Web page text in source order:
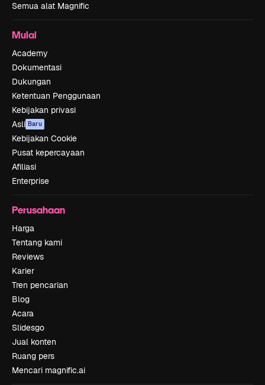
Semua alat Magnific
Mulai
Academy
Dokumentasi
Dukungan
Ketentuan Penggunaan
Kebijakan privasi
Asli Baru
Kebijakan Cookie
Pusat kepercayaan
Afiliasi
Enterprise
Perusahaan
Harga
Tentang kami
Reviews
Karier
Tren pencarian
Blog
Acara
Slidesgo
Jual konten
Ruang pers
Mencari magnific.ai